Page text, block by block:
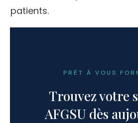
patients.
PRÊT À VOUS
Trouvez votre
AFGSU dès